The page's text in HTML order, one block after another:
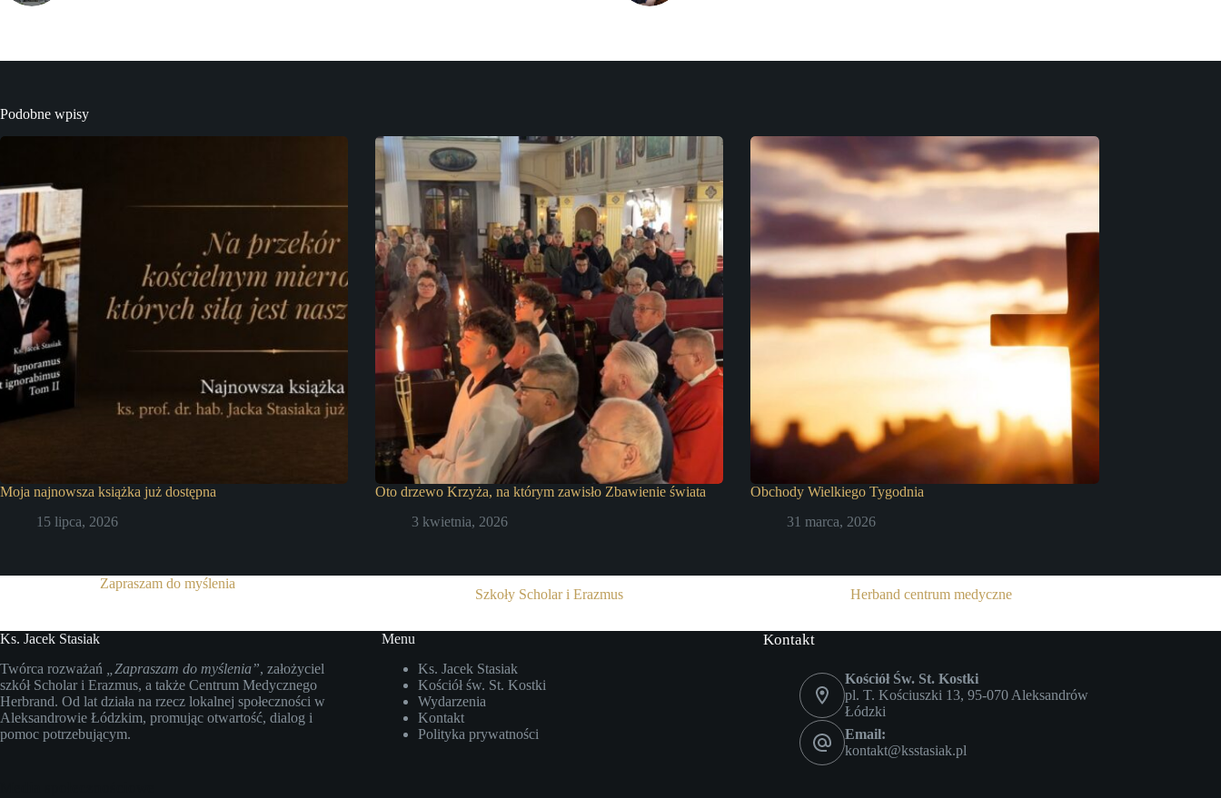
Podobne wpisy
Moja najnowsza książka już dostępna
15 lipca, 2026
Oto drzewo Krzyża, na którym zawisło Zbawienie świata
3 kwietnia, 2026
Obchody Wielkiego Tygodnia
31 marca, 2026
Zapraszam do myślenia
Szkoły Scholar i Erazmus Herband centrum medyczne
Ks. Jacek Stasiak
Twórca rozważań
„Zapraszam do myślenia”, założyciel
szkół Scholar i Erazmus, a także Centrum Medycznego
Herbrand. Od lat działa na rzecz lokalnej społeczności w
Aleksandrowie Łódzkim, promując otwartość, dialog i
pomoc potrzebującym.
Menu
Ks. Jacek Stasiak
Kościół św. St. Kostki
Wydarzenia
Kontakt
Polityka prywatności
Kontakt
Kościół Św. St. Kostki
pl. T. Kościuszki 13, 95-070 Aleksandrów
Łódzki
Email:
kontakt@ksstasiak.pl